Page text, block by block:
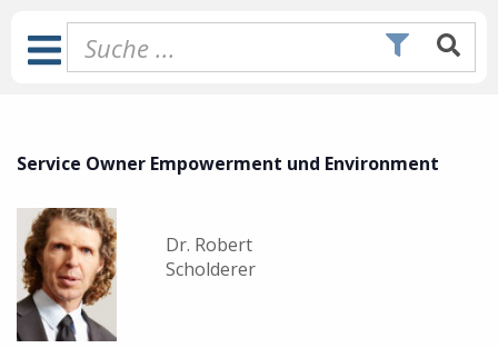
Inhalt
springen
Toggle
Navigation
Service Owner Empowerment und Environment
Dr. Robert
Scholderer